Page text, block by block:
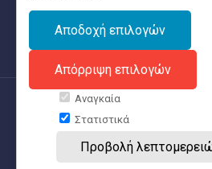
Βρείτε μας στα
Copyright © 2017 - 2026 e-kepa
Αποδοχή επιλογών
Απόρριψη επιλογών
Αναγκαία
Στατιστικά
Προβολή